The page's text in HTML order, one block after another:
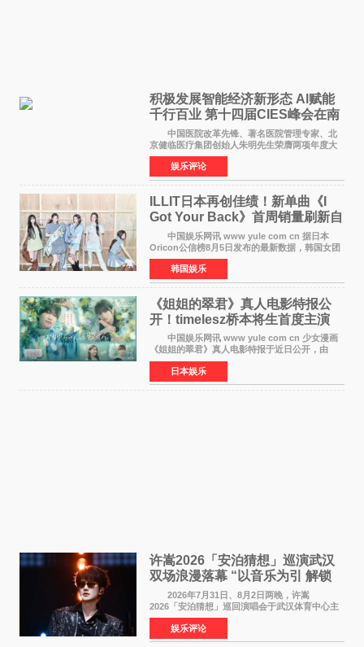
积极发展智能经济新形态 Al赋能
千行百业 第十四届CIES峰会在南
京盛大召开
中国医院改革先锋、著名医院管理专家、北
京健临医疗集团创始人朱明先生荣膺两项年度大
奖 2026年7月31日，盛夏金陵，长江之畔，
以重落地·真务实·强链接为主题的2026&lsquo;人
工智能+&rsquo
娱乐评论
ILLIT日本再创佳绩！新单曲《I
Got Your Back》首周销量刷新自
身纪录
中国娱乐网讯 www yule com cn 据日本
Oricon公信榜8月5日发布的最新数据，韩国女团
ILLIT在日本发行的第二张单曲《I Got Your
Back》首周销量达到71,009张，成功跻身最新一
期周单曲排行
韩国娱乐
《姐姐的翠君》真人电影特报公
开！timelesz桥本将生首度主演
12月4日上映
中国娱乐网讯 www yule com cn 少女漫画
《姐姐的翠君》真人电影特报于近日公开，由
timelesz成员桥本将生担任主演，这也是他首次
担任电影主演，引发高度关注。 女高中生咲
苗翠（中岛瑠菜
日本娱乐
许嵩2026「安泊猜想」巡演武汉
双场浪漫落幕 “以音乐为引 解锁
江城记忆”
2026年7月31日、8月2日两晚，许嵩
2026「安泊猜想」巡回演唱会于武汉体育中心主
体育场盛大开唱。许嵩与数万歌迷在此相聚，从
浪漫惬意的舞台设计到充满诚意与惊喜的现场互
动，共同开启了一场关于
娱乐评论